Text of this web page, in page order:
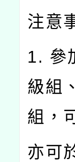
注意
1. 參
級組
組，
亦可